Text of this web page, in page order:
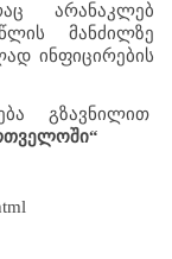
არანაკლებ
მანძილზე
ინფიცირების
გზავნილით